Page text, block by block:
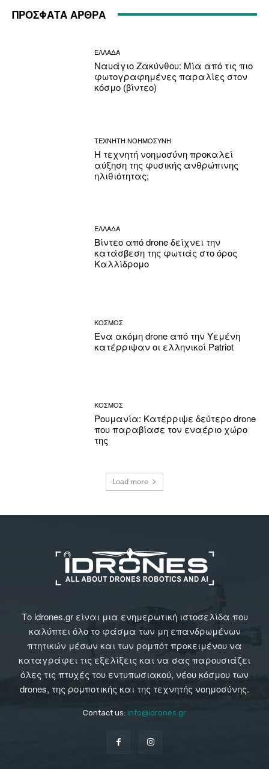
ΠΡΟΣΦΑΤΑ ΑΡΘΡΑ
ΕΛΛΑΔΑ
Ναυάγιο Ζακύνθου: Μία από τις πιο
φωτογραφημένες παραλίες στον
κόσμο (βίντεο)
ΤΕΧΝΗΤΗ ΝΟΗΜΟΣΥΝΗ
Η τεχνητή νοημοσύνη προκαλεί
αύξηση της φυσικής ανθρώπινης
ηλιθιότητας;
ΕΛΛΑΔΑ
Βίντεο από drone δείχνει την
κατάσβεση της φωτιάς στο όρος
Καλλίδρομο
ΚΟΣΜΟΣ
Ένα ακόμη drone από την Υεμένη
κατέρριψαν οι ελληνικοί Patriot
ΚΟΣΜΟΣ
Ρουμανία: Κατέρριψε δεύτερο drone
που παραβίασε τον εναέριο χώρο
της
Load more
Το idrones.gr είναι μια ενημερωτική ιστοσελίδα που
καλύπτει όλο το φάσμα των μη επανδρωμένων
πτητικών μέσων και των ρομπότ προκειμένου να
καταγράφει τις εξελίξεις και να σας παρουσιάζει
όλες τις πτυχές του εντυπωσιακού, νέου κόσμου των
drones, της ρομποτικής και της τεχνητής νοημοσύνης.
Contact us: info@idrones.gr